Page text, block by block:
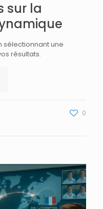
sur la
sélectionnant une
résultats.
0